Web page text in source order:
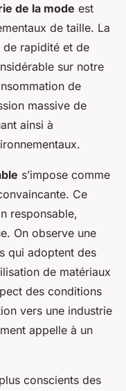
de la mode est
de taille. La
de rapidité et de
sur notre
de
massive de
ainsi à
s’impose comme
Ce
responsable,
On observe une
qui adoptent des
de matériaux
des conditions
vers une industrie
appelle à un
conscients des